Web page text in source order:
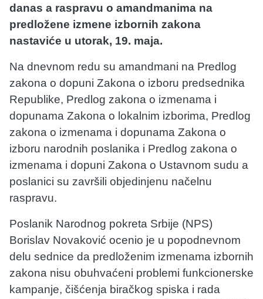
danas a raspravu o amandmanima na
predložene izmene izbornih zakona
nastaviće u utorak, 19. maja.
Na dnevnom redu su amandmani na Predlog
zakona o dopuni Zakona o izboru predsednika
Republike, Predlog zakona o izmenama i
dopunama Zakona o lokalnim izborima, Predlog
zakona o izmenama i dopunama Zakona o
izboru narodnih poslanika i Predlog zakona o
izmenama i dopuni Zakona o Ustavnom sudu a
poslanici su završili objedinjenu načelnu
raspravu.
Poslanik Narodnog pokreta Srbije (NPS)
Borislav Novaković ocenio je u popodnevnom
delu sednice da predloženim izmenama izbornih
zakona nisu obuhvaćeni problemi funkcionerske
kampanje, čišćenja biračkog spiska i rada